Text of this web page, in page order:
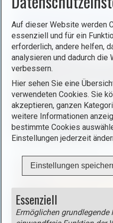
t
)
i
i
l
i
t
.
f
(
i
i
l
i
i
t
i
l
L
Auf dieser Website werden
essenziell und für ein
erforderlich, andere helfen,
analysieren und dadurch die
verbessern.
Hier sehen Sie eine
verwendeten Cookies. Sie
akzeptieren, ganzen
weitere Informationen
bestimmte Cookies
Einstellungen jederzeit
Einstellungen
Essenziell
Ermöglichen